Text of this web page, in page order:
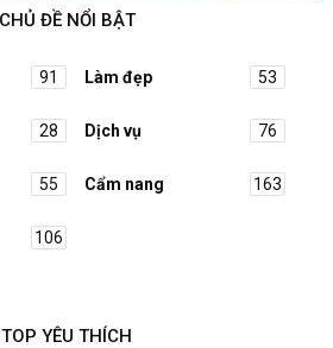
CHỦ ĐỀ NỔI BẬT
91 Làm đẹp 53
28 Dịch vụ 76
55 Cẩm nang 163
106
TOP YÊU THÍCH